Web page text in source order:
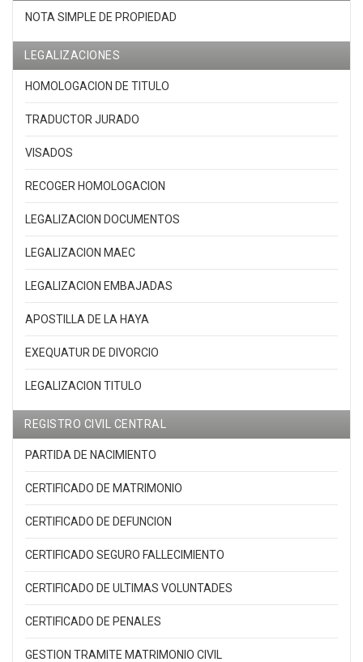
NOTA SIMPLE DE PROPIEDAD
LEGALIZACIONES
HOMOLOGACION DE TITULO
TRADUCTOR JURADO
VISADOS
RECOGER HOMOLOGACION
LEGALIZACION DOCUMENTOS
LEGALIZACION MAEC
LEGALIZACION EMBAJADAS
APOSTILLA DE LA HAYA
EXEQUATUR DE DIVORCIO
LEGALIZACION TITULO
REGISTRO CIVIL CENTRAL
PARTIDA DE NACIMIENTO
CERTIFICADO DE MATRIMONIO
CERTIFICADO DE DEFUNCION
CERTIFICADO SEGURO FALLECIMIENTO
CERTIFICADO DE ULTIMAS VOLUNTADES
CERTIFICADO DE PENALES
GESTION TRAMITE MATRIMONIO CIVIL